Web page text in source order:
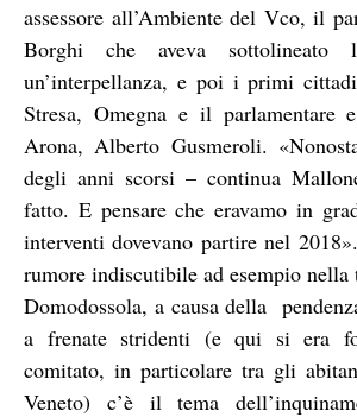
assessore all’Ambiente del Vco, il
Borghi che aveva sottolineato
un’interpellanza, e poi i primi
Stresa, Omegna e il parlamentare
Arona, Alberto Gusmeroli.
degli anni scorsi – continua
fatto. E pensare che eravamo in
interventi dovevano partire nel
rumore indiscutibile ad esempio nella
Domodossola, a causa della
a frenate stridenti (e qui si era
comitato, in particolare tra gli
Veneto) c’è il tema